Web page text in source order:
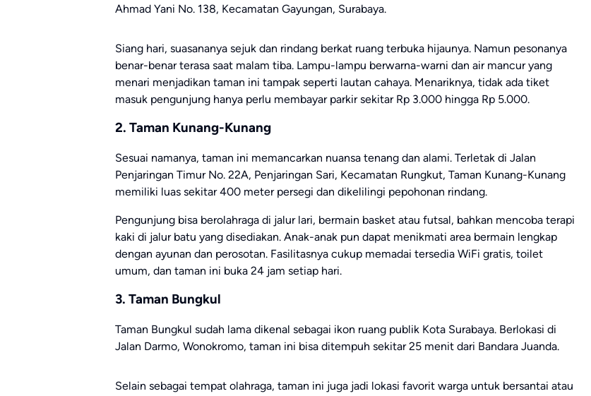
Ahmad Yani No. 138, Kecamatan Gayungan, Surabaya.
Siang hari, suasananya sejuk dan rindang berkat ruang terbuka hijaunya. Namun pesonanya
benar-benar terasa saat malam tiba. Lampu-lampu berwarna-warni dan air mancur yang
menari menjadikan taman ini tampak seperti lautan cahaya. Menariknya, tidak ada tiket
masuk pengunjung hanya perlu membayar parkir sekitar Rp 3.000 hingga Rp 5.000.
2. Taman Kunang-Kunang
Sesuai namanya, taman ini memancarkan nuansa tenang dan alami. Terletak di Jalan
Penjaringan Timur No. 22A, Penjaringan Sari, Kecamatan Rungkut, Taman Kunang-Kunang
memiliki luas sekitar 400 meter persegi dan dikelilingi pepohonan rindang.
Pengunjung bisa berolahraga di jalur lari, bermain basket atau futsal, bahkan mencoba terapi
kaki di jalur batu yang disediakan. Anak-anak pun dapat menikmati area bermain lengkap
dengan ayunan dan perosotan. Fasilitasnya cukup memadai tersedia WiFi gratis, toilet
umum, dan taman ini buka 24 jam setiap hari.
3. Taman Bungkul
Taman Bungkul sudah lama dikenal sebagai ikon ruang publik Kota Surabaya. Berlokasi di
Jalan Darmo, Wonokromo, taman ini bisa ditempuh sekitar 25 menit dari Bandara Juanda.
Selain sebagai tempat olahraga, taman ini juga jadi lokasi favorit warga untuk bersantai atau